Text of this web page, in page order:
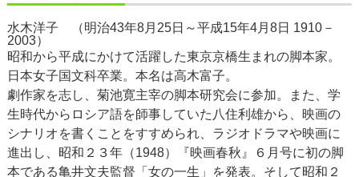
水木洋子 （明治43年8月25日～平成15年4月8日 1910－
2003）
昭和から平成にかけて活躍した東京京橋生まれの脚本家。
日本女子国文科卒業。本名は高木富子。
劇作家を志し、菊池寛主宰の脚本研究会に参加。また、学
生時代からロシア語を師事していた八住利雄から、映画の
シナリオを書くことをすすめられ、ラジオドラマや映画に
進出し、昭和２３年（1948）『映画春秋』６月号に初の脚
本である亀井文夫監督「女の一生」を発表。そして昭和２